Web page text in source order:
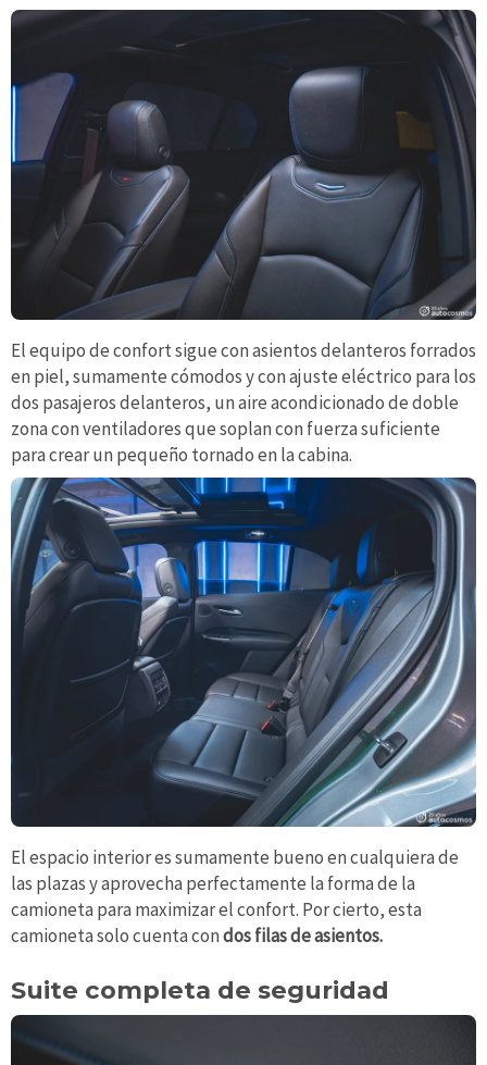
El equipo de confort sigue con asientos delanteros forrados
en piel, sumamente cómodos y con ajuste eléctrico para los
dos pasajeros delanteros, un aire acondicionado de doble
zona con ventiladores que soplan con fuerza suficiente
para crear un pequeño tornado en la cabina.
El espacio interior es sumamente bueno en cualquiera de
las plazas y aprovecha perfectamente la forma de la
camioneta para maximizar el confort. Por cierto, esta
camioneta solo cuenta condos filas de asientos.
Suite completa de seguridad